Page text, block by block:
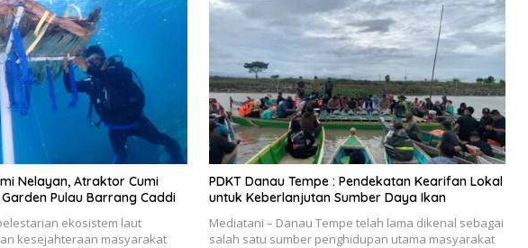
Nelayan, Atraktor Cumi
Pulau Barrang Caddi
ekosistem laut
kesejahteraan masyarakat
PDKT Danau Tempe : Pendekatan Kearifan Lokal
untuk Keberlanjutan Sumber Daya Ikan
Mediatani – Danau Tempe telah lama dikenal sebagai
salah satu sumber penghidupan utama masyarakat